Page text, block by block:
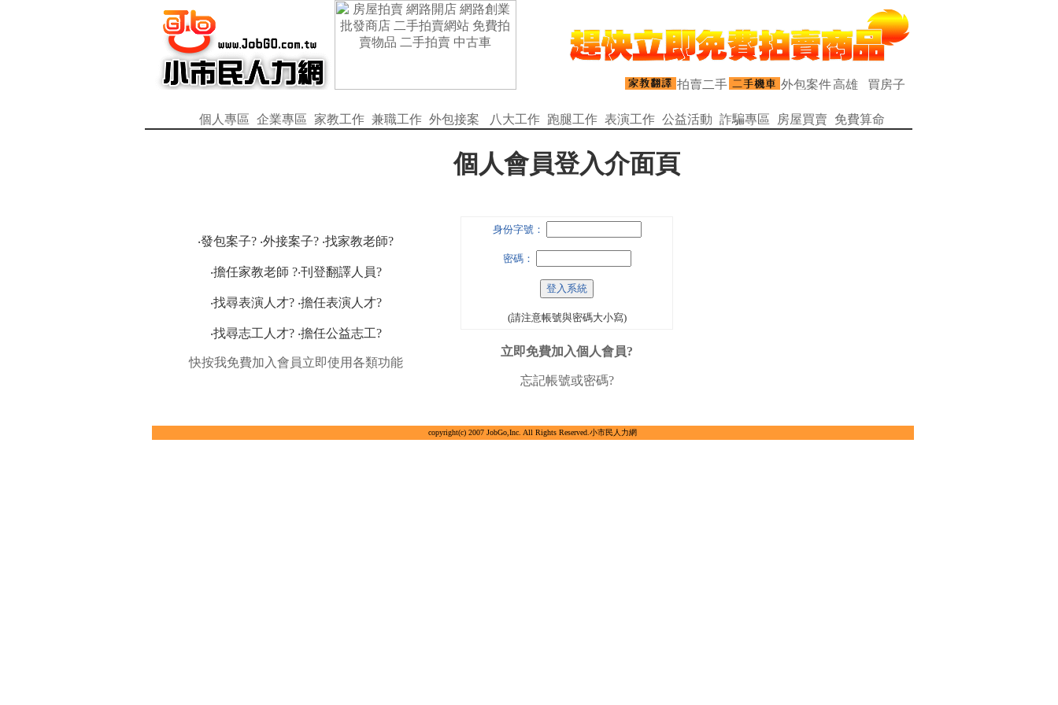
個人專區 企業專區 家教工作 兼職工作 外包接案 八大工作 跑腿工作 表演工作 公益活動 詐騙專區 房屋買賣 免費算命
個人會員登入介面頁
‧發包案子? ‧外接案子? ‧找家教老師?
‧擔任家教老師 ?‧刊登翻譯人員?
‧找尋表演人才? ‧擔任表演人才?
‧找尋志工人才? ‧擔任公益志工?
快按我免費加入會員立即使用各類功能
身份字號：
密碼：
(請注意帳號與密碼大小寫)
立即免費加入個人會員?
忘記帳號或密碼?
copyright(c) 2007 JobGo,Inc. All Rights Reserved.小市民人力網